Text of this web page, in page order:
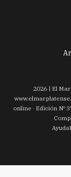
2026| El
www.
online · Edición Nº
Ayuda